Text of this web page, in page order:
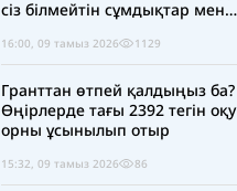
сіз білмейтін сұмдықтар мен
16:00, 09 тамыз 2026 1129
Гранттан өтпей қалдыңыз ба?
Өңірлерде тағы 2392 тегін оқу
орны ұсынылып отыр
15:32, 09 тамыз 2026 86